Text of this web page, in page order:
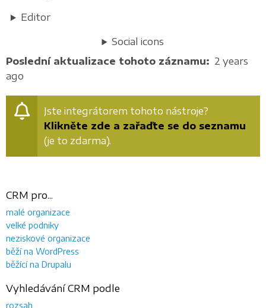
Editor
Social icons
Poslední aktualizace tohoto záznamu
2 years
ago
Jste integrátorem tohoto nástroje?
Klikněte zde a zařaďte se do seznamu
(je to zdarma).
CRM pro...
malé organizace
velké podniky
neziskové organizace
běží na WordPress
běžící na Drupalu
Vyhledávání CRM podle
rozsah